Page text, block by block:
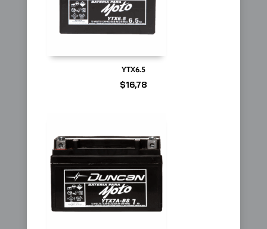
YTX6.5
$16,78